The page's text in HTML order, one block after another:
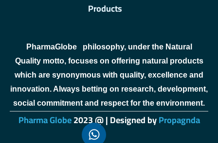
Products
PharmaGlobephilosophy, under the Natural
Quality motto, focuses on offering natural products
which are synonymous with quality, excellence and
innovation. Always betting on research, development,
social commitment and respect for the environment.
sweet bonanza
Pharma Globe2023 @ | Designed byPropagnda